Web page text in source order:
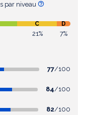
par niveau
C D
21% 7%
77/100
84/100
82/100